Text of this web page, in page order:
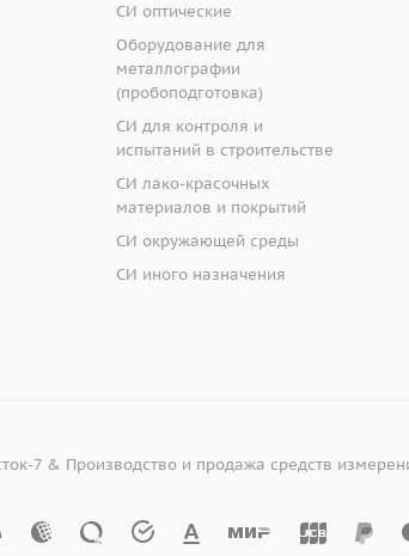
СИ оптические
Оборудование для
металлографии
(пробоподготовка)
СИ для контроля и
испытаний в строительстве
СИ лако-красочных
материалов и покрытий
СИ окружающей среды
СИ иного назначения
7 & Производство и продажа средств